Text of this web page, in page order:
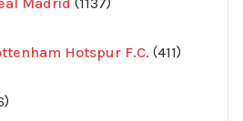
produkter
Hotspur F.C. 411
produkter
produkter